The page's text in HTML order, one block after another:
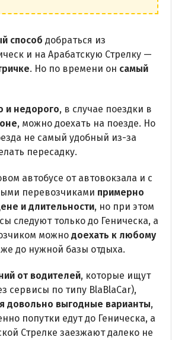
Посада
ЗАЛИВА
способ добраться из
и на Арабатскую Стрелку —
. Но по времени он самый
и недорого, в случае поездки в
, можно доехать на поезде. Но
не самый удобный из-за
пересадку.
автобусе от автовокзала и с
перевозчиками примерно
и длительности, но при этом
следуют только до Геническа, а
можно доехать к любому
до нужной базы отдыха.
от водителей, которые ищут
сервисы по типу BlaBlaCar),
довольно выгодные варианты,
попутки едут до Геническа, а
Стрелке заезжают далеко не